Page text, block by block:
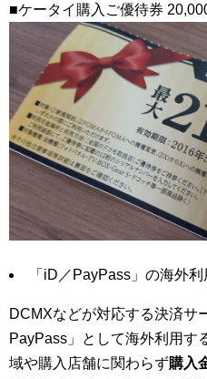
■ケータイ購入ご優待券
「iD／PayPass」の海外
DCMXなどが対応する決済サ
PayPass」として海外利用す
域や購入店舗に関わらず購入